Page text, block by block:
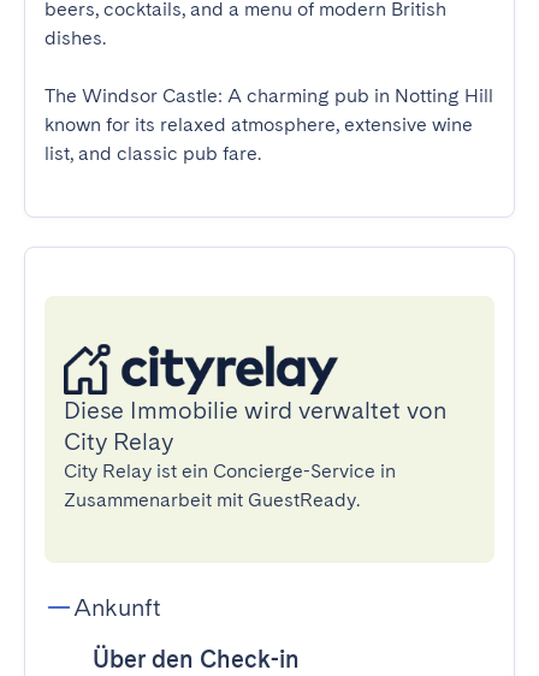
beers, cocktails, and a menu of modern British
dishes.
The Windsor Castle: A charming pub in Notting Hill
known for its relaxed atmosphere, extensive wine
list, and classic pub fare.
Diese Immobilie wird verwaltet von
City Relay
City Relay ist ein Concierge-Service in
Zusammenarbeit mit GuestReady.
Ankunft
Über den Check-in